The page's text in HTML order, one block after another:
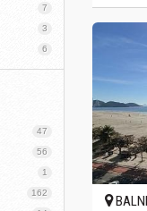
7
3
6
47
56
1
162